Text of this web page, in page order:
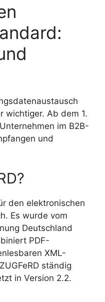
wichtiger. Ab dem 1.
im B2B-
und
den elektronischen
Es wurde vom
Deutschland
PDF-
XML-
ständig
in Version 2.2.